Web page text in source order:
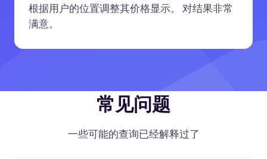
根据用户的位置调整其价格显示。 对结果非常
满意。
常见问题
一些可能的查询已经解释过了